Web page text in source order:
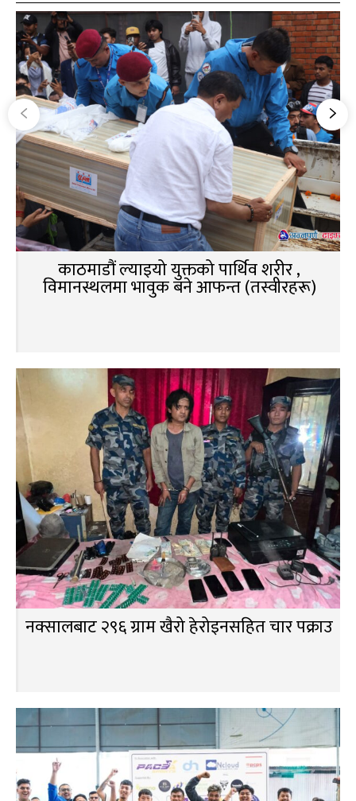
काठमाडौं ल्याइयो युक्तको पार्थिव शरीर ,
विमानस्थलमा भावुक बने आफन्त (तस्वीरहरू)
नक्सालबाट २९६ ग्राम खैरो हेरोइनसहित चार पक्राउ